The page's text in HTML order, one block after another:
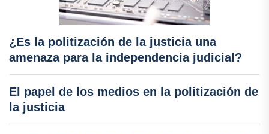
¿Es la politización de la justicia una
amenaza para la independencia judicial?
El papel de los medios en la politización de
la justicia